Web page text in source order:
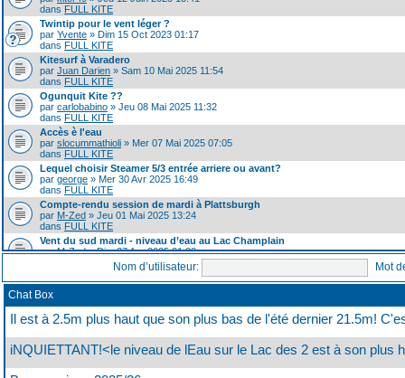
dans FULL KITE
Twintip pour le vent léger ?
par Yvente » Dim 15 Oct 2023 01:17
dans FULL KITE
Kitesurf à Varadero
par Juan Darien » Sam 10 Mai 2025 11:54
dans FULL KITE
Ogunquit Kite ??
par carlobabino » Jeu 08 Mai 2025 11:32
dans FULL KITE
Accès è l'eau
par slocummathioli » Mer 07 Mai 2025 07:05
dans FULL KITE
Lequel choisir Steamer 5/3 entrée arriere ou avant?
par george » Mer 30 Avr 2025 16:49
dans FULL KITE
Compte-rendu session de mardi à Plattsburgh
par M-Zed » Jeu 01 Mai 2025 13:24
dans FULL KITE
Vent du sud mardi - niveau d’eau au Lac Champlain
parM-Zed» Dim 27 Avr 2025 21:22
Avez vous vu le 22 Degré Halo en Snowkite?
pargeorge» Jeu 24 Avr 2025 11:40
dans
A donner...
parflusher » Ven 11 Avr 2025 22:18
SPEED, Vitesse sur Glace
dansFULL KITE
Nom d’utilisateur: Mot
Chat Box
Il est à 2.5m plus haut que son plus bas de l'été dernier 21.5m!
iNQUIETTANT!<le niveau de lEau sur le Lac des 2 est à son plus